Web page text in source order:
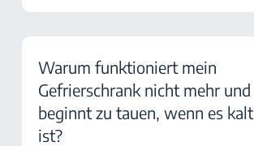
Warum funktioniert mein
Gefrierschrank nicht mehr und
beginnt zu tauen, wenn es kalt
ist?